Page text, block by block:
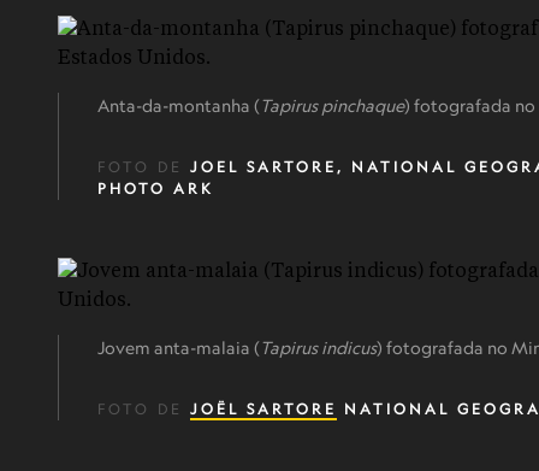
Anta-da-montanha (Tapirus pinchaque) fotografada no
FOTO DE JOEL SARTORE, NATIONAL
PHOTO ARK
Jovem anta-malaia (Tapirus indicus) fotografada no
FOTO DE JOËL SARTORE NATIONAL